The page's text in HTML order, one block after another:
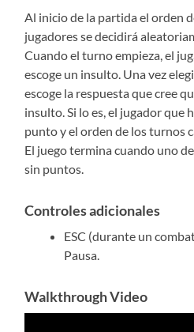
Al inicio de la partida el orden
jugadores se decidirá
Cuando el turno empieza, el
escoge un insulto. Una vez
escoge la respuesta que cree
insulto. Si lo es, el jugador que
punto y el orden de los turnos
El juego termina cuando uno
sin puntos.
Controles adicionales
ESC (durante un
Pausa.
Walkthrough Video